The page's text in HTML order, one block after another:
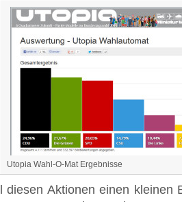
Utopia Wahl-O-Mat Ergebnisse
diesen Aktionen einen kleinen